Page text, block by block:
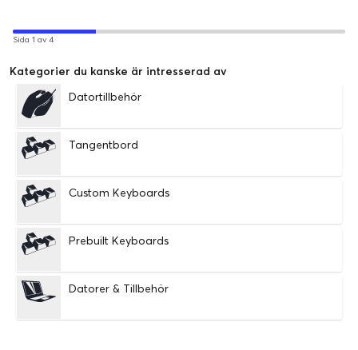
Sida 1 av 4
Kategorier du kanske är intresserad av
Datortillbehör
Tangentbord
Custom Keyboards
Prebuilt Keyboards
Datorer & Tillbehör